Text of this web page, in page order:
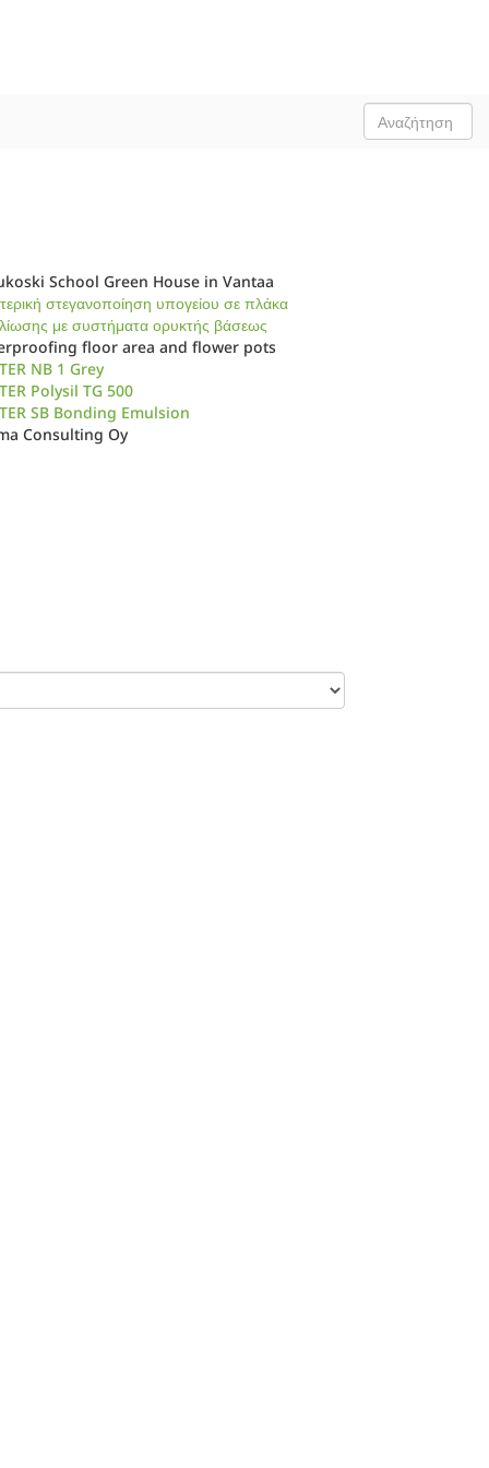
School Green House in Vantaa
στεγανοποίηση υπογείου σε πλάκα
με συστήματα ορυκτής βάσεως
floor area and flower pots
NB 1 Grey
Polysil TG 500
SB Bonding Emulsion
Consulting Oy